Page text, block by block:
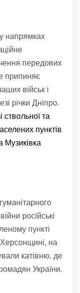
напрямках
передових
припиняє
військ і
річки Дніпро.
ствольної та
пунктів
Музиківка
російські
пункті
Херсонщині, на
катівню, де
України.